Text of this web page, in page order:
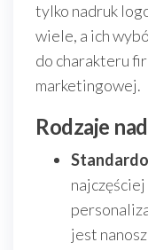
tylko nadruk
wiele, a ich
do charakteru
marketingowej.
Rodzaje
jest